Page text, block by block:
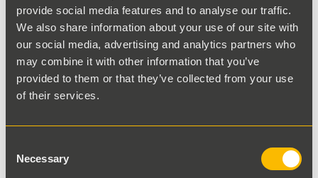
provide social media features and to analyse our traffic.
We also share information about your use of our site with
our social media, advertising and analytics partners who
may combine it with other information that you’ve
provided to them or that they’ve collected from your use
of their services.
Selection
Necessary
DE